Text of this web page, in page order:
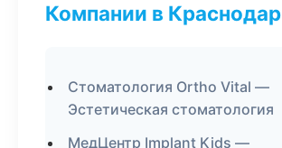
Компании в Краснодар
Стоматология Ortho Vital —
Эстетическая стоматология
МедЦентр Implant Kids —